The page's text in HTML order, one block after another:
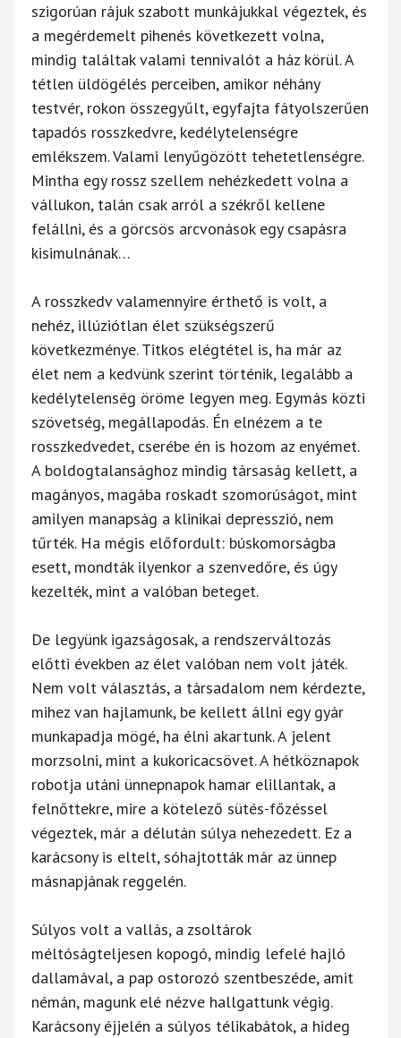
szigorúan rájuk szabott munkájukkal végeztek, és
a megérdemelt pihenés következett volna,
mindig találtak valami tennivalót a ház körül. A
tétlen üldögélés perceiben, amikor néhány
testvér, rokon összegyűlt, egyfajta fátyolszerűen
tapadós rosszkedvre, kedélytelenségre
emlékszem. Valami lenyűgözött tehetetlenségre.
Mintha egy rossz szellem nehézkedett volna a
vállukon, talán csak arról a székről kellene
felállni, és a görcsös arcvonások egy csapásra
kisimulnának…
A rosszkedv valamennyire érthető is volt, a
nehéz, illúziótlan élet szükségszerű
következménye. Titkos elégtétel is, ha már az
élet nem a kedvünk szerint történik, legalább a
kedélytelenség öröme legyen meg. Egymás közti
szövetség, megállapodás. Én elnézem a te
rosszkedvedet, cserébe én is hozom az enyémet.
A boldogtalansághoz mindig társaság kellett, a
magányos, magába roskadt szomorúságot, mint
amilyen manapság a klinikai depresszió, nem
tűrték. Ha mégis előfordult: búskomorságba
esett, mondták ilyenkor a szenvedőre, és úgy
kezelték, mint a valóban beteget.
De legyünk igazságosak, a rendszerváltozás
előtti években az élet valóban nem volt játék.
Nem volt választás, a társadalom nem kérdezte,
mihez van hajlamunk, be kellett állni egy gyár
munkapadja mögé, ha élni akartunk. A jelent
morzsolni, mint a kukoricacsövet. A hétköznapok
robotja utáni ünnepnapok hamar elillantak, a
felnőttekre, mire a kötelező sütés-főzéssel
végeztek, már a délután súlya nehezedett. Ez a
karácsony is eltelt, sóhajtották már az ünnep
másnapjának reggelén.
Súlyos volt a vallás, a zsoltárok
méltóságteljesen kopogó, mindig lefelé hajló
dallamával, a pap ostorozó szentbeszéde, amit
némán, magunk elé nézve hallgattunk végig.
Karácsony éjjelén a súlyos télikabátok, a hideg